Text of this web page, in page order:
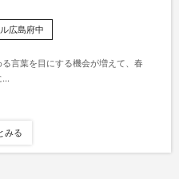
広島府中
言葉を目にする機会が増えて、春
みる